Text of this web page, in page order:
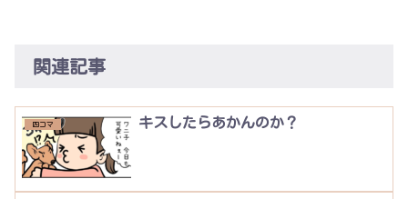
関連記事
四コマ キスしたらあかんのか？